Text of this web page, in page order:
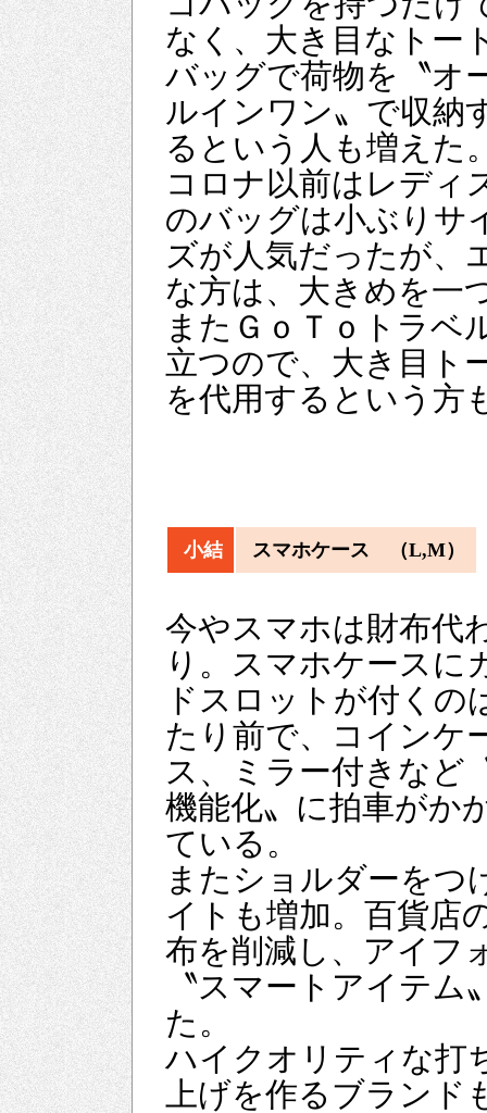
なく、大き目なトー
バッグで荷物を〝オ
ルインワン〟で収納
るという人も増えた
コロナ以前はレディ
のバッグは小ぶりサ
ズが人気だったが、
な方は、大きめを一
またＧｏＴｏトラベ
立つので、大き目ト
を代用するという方
小結 スマホケース （L,M）
今やスマホは財布代
り。スマホケースに
ドスロットが付くの
たり前で、コインケ
ス、ミラー付きなど
機能化〟に拍車がか
ている。
またショルダーをつ
イトも増加。百貨店
布を削減し、アイフ
〝スマートアイテ
た。
ハイクオリティな打
上げを作るブランド